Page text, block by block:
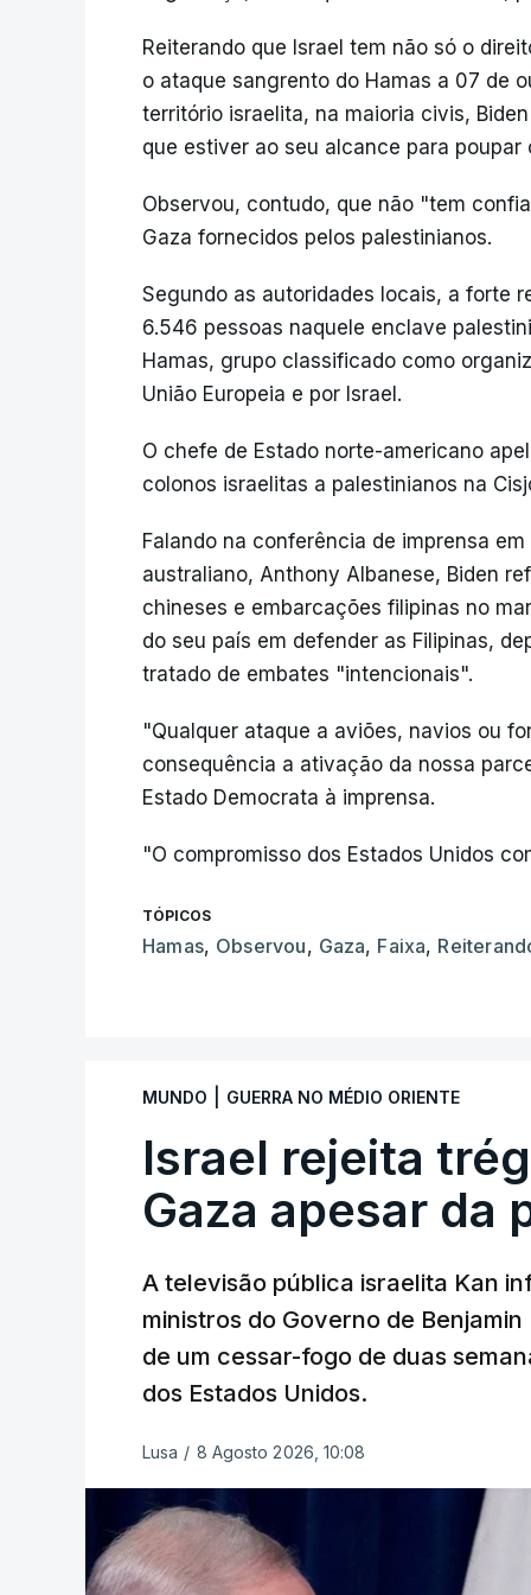
Reiterando que Israel tem não só o
o ataque sangrento do Hamas a 07 de
território israelita, na maioria civis,
que estiver ao seu alcance para
Observou, contudo, que não "tem
Gaza fornecidos pelos palestinianos.
Segundo as autoridades locais, a forte
6.546 pessoas naquele enclave
Hamas, grupo classificado como
União Europeia e por Israel.
O chefe de Estado norte-americano
colonos israelitas a palestinianos na
Falando na conferência de imprensa
australiano, Anthony Albanese, Biden
chineses e embarcações filipinas no
do seu país em defender as Filipinas,
tratado de embates "intencionais".
"Qualquer ataque a aviões, navios ou
consequência a ativação da nossa
Estado Democrata à imprensa.
"O compromisso dos Estados Unidos
TÓPICOS
Hamas, Observou, Gaza, Faixa,
MUNDO GUERRA NO MÉDIO ORIENTE
Israel rejeita
Gaza apesar da
A televisão pública israelita Kan
ministros do Governo de
de um cessar-fogo de duas
dos Estados Unidos.
Lusa / 8 Agosto 2026, 10:08